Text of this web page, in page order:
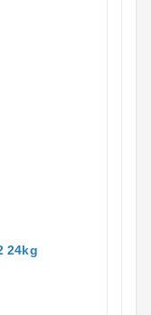
24kg